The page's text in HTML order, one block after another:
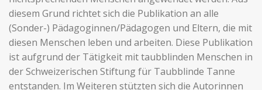
diesem Grund richtet sich die Publikation an alle
(Sonder-) Pädagoginnen/Pädagogen und Eltern, die mit
diesen Menschen leben und arbeiten. Diese Publikation
ist aufgrund der Tätigkeit mit taubblinden Menschen in
der Schweizerischen Stiftung für Taubblinde Tanne
entstanden. Im Weiteren stützten sich die Autorinnen